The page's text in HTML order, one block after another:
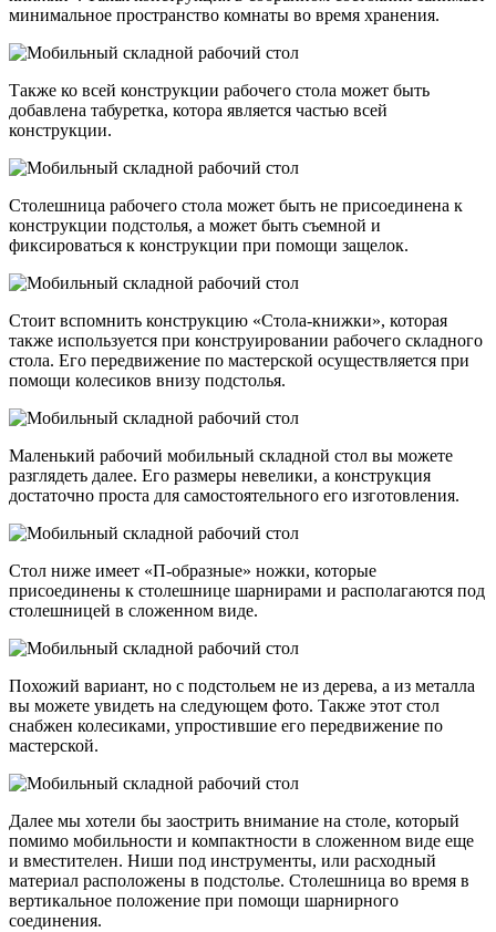
минимальное пространство комнаты во время хранения.
Также ко всей конструкции рабочего стола может быть
добавлена табуретка, котора является частью всей
конструкции.
Столешница рабочего стола может быть не присоединена к
конструкции подстолья, а может быть съемной и
фиксироваться к конструкции при помощи защелок.
Стоит вспомнить конструкцию «Стола-книжки», которая
также используется при конструировании рабочего складного
стола. Его передвижение по мастерской осуществляется при
помощи колесиков внизу подстолья.
Маленький рабочий мобильный складной стол вы можете
разглядеть далее. Его размеры невелики, а конструкция
достаточно проста для самостоятельного его изготовления.
Стол ниже имеет «П-образные» ножки, которые
присоединены к столешнице шарнирами и располагаются под
столешницей в сложенном виде.
Похожий вариант, но с подстольем не из дерева, а из металла
вы можете увидеть на следующем фото. Также этот стол
снабжен колесиками, упростившие его передвижение по
мастерской.
Далее мы хотели бы заострить внимание на столе, который
помимо мобильности и компактности в сложенном виде еще
и вместителен. Ниши под инструменты, или расходный
материал расположены в подстолье. Столешница во время в
вертикальное положение при помощи шарнирного
соединения.